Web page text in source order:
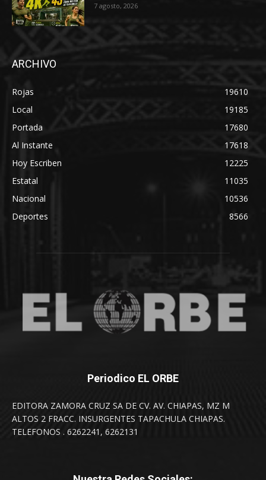
7 agosto, 2026
ARCHIVO
Rojas
19610
Local
19185
Portada
17680
Al Instante
17618
Hoy Escriben
12225
Estatal
11035
Nacional
10536
Deportes
8566
Periodico EL ORBE
EDITORA ZAMORA CRUZ SA DE CV. AV. CHIAPAS, MZ M
ALTOS 2 FRACC. INSURGENTES TAPACHULA CHIAPAS.
TELEFONOS . 6262241, 6262131